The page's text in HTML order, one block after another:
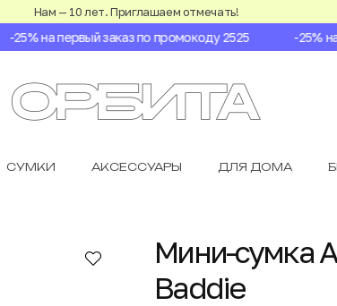
Нам — 10 лет. Приглашаем отмечать!
-25% на первый заказ по промокоду 2525 -25% на
СУМКИ АКСЕССУАРЫ ДЛЯ ДОМА
Мини-сумка
Baddie